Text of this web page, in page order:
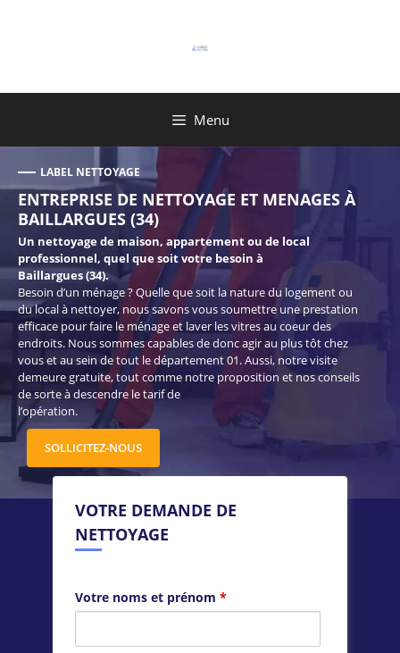
Menu
LABEL NETTOYAGE
ENTREPRISE DE NETTOYAGE ET MENAGES À
BAILLARGUES (34)
Un nettoyage de maison, appartement ou de local
professionnel, quel que soit votre besoin à
Baillargues (34).
Besoin d’un ménage ? Quelle que soit la nature du logement ou
du local à nettoyer, nous savons vous soumettre une prestation
efficace pour faire le ménage et laver les vitres au coeur des
endroits. Nous sommes capables de donc agir au plus tôt chez
vous et au sein de tout le département 01. Aussi, notre visite
demeure gratuite, tout comme notre proposition et nos conseils
de sorte à descendre le tarif de
l’opération.
SOLLICITEZ-NOUS
VOTRE DEMANDE DE
NETTOYAGE
Votre noms et prénom *